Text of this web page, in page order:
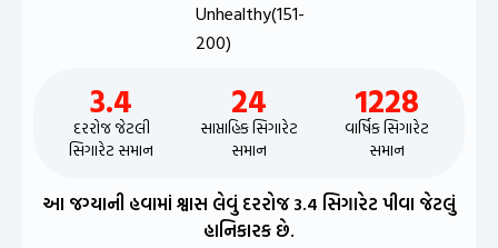
3.4
દરરોજ જેટલી
સિગારેટ સમાન
24
સાપ્તાહિક સિગારેટ
સમાન
1228
વાર્ષિક સિગારેટ
સમાન
આ જગ્યાની હવામાં શ્વાસ લેવું દરરોજ 3.4 સિગારેટ પીવા જેટલું
હાનિકારક છે.